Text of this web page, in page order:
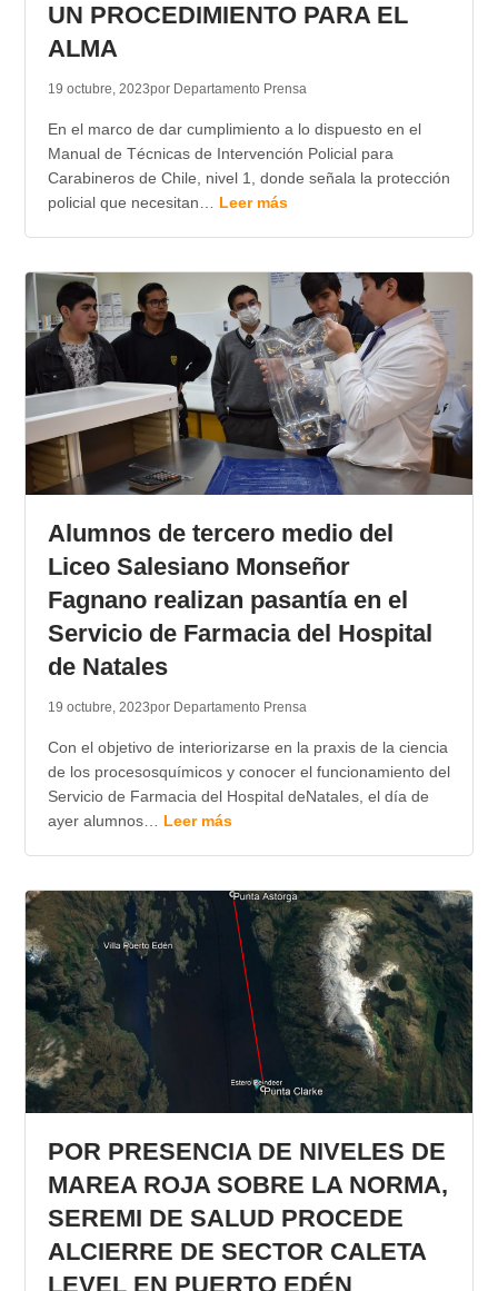
UN PROCEDIMIENTO PARA EL
ALMA
19 octubre, 2023por Departamento Prensa
En el marco de dar cumplimiento a lo dispuesto en el
Manual de Técnicas de Intervención Policial para
Carabineros de Chile, nivel 1, donde señala la protección
policial que necesitan… Leer más
Alumnos de tercero medio del
Liceo Salesiano Monseñor
Fagnano realizan pasantía en el
Servicio de Farmacia del Hospital
de Natales
19 octubre, 2023por Departamento Prensa
Con el objetivo de interiorizarse en la praxis de la ciencia
de los procesosquímicos y conocer el funcionamiento del
Servicio de Farmacia del Hospital deNatales, el día de
ayer alumnos… Leer más
POR PRESENCIA DE NIVELES DE
MAREA ROJA SOBRE LA NORMA,
SEREMI DE SALUD PROCEDE
ALCIERRE DE SECTOR CALETA
LEVEL EN PUERTO EDÉN